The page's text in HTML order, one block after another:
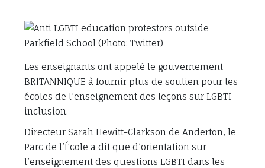
---------------
Les enseignants ont appelé le gouvernement
BRITANNIQUE à fournir plus de soutien pour les
écoles de l’enseignement des leçons sur LGBTI-
inclusion.
Directeur Sarah Hewitt-Clarkson de Anderton, le
Parc de l’École a dit que d’orientation sur
l’enseignement des questions LGBTI dans les